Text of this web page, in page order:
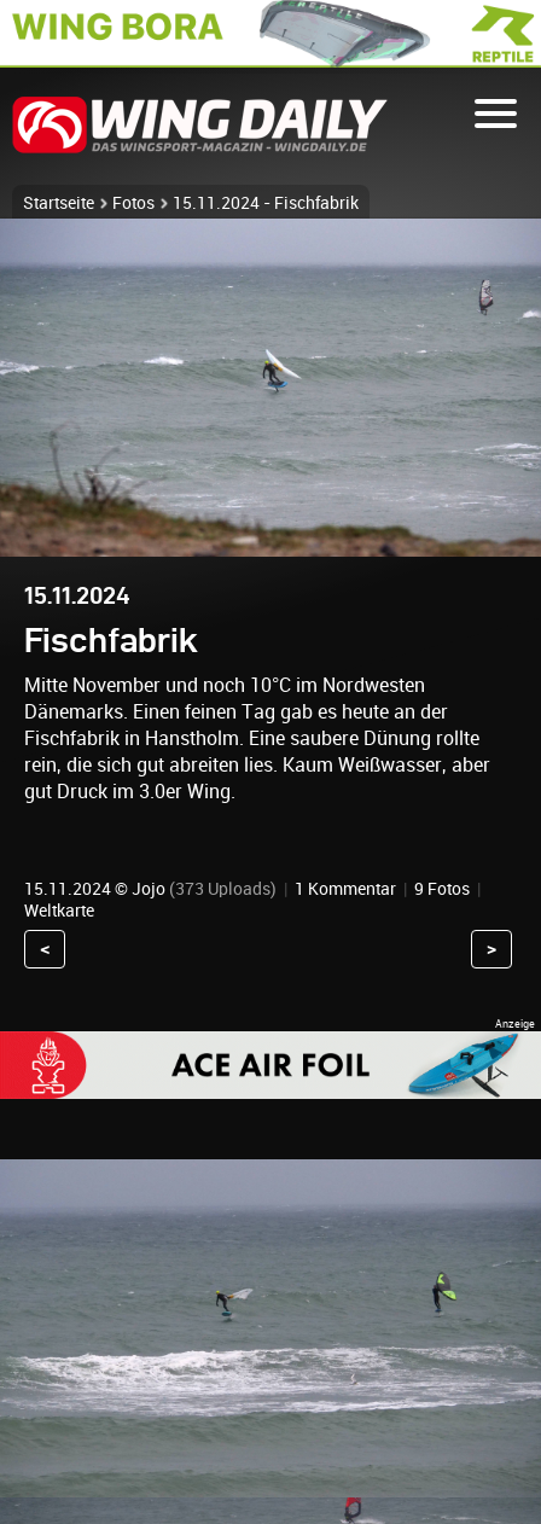
Startseite Fotos 15.11.2024 - Fischfabrik
15.11.2024
Fischfabrik
Mitte November und noch 10°C im Nordwesten
Dänemarks. Einen feinen Tag gab es heute an der
Fischfabrik in Hanstholm. Eine saubere Dünung rollte
rein, die sich gut abreiten lies. Kaum Weißwasser, aber
gut Druck im 3.0er Wing.
15.11.2024 ©Jojo (373 Uploads) | 1 Kommentar | 9 Fotos |
Weltkarte
< >